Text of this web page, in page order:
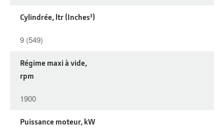
Cylindrée, ltr (Inches³)
9 (549)
Régime maxi à vide,
rpm
1900
Puissance moteur, kW